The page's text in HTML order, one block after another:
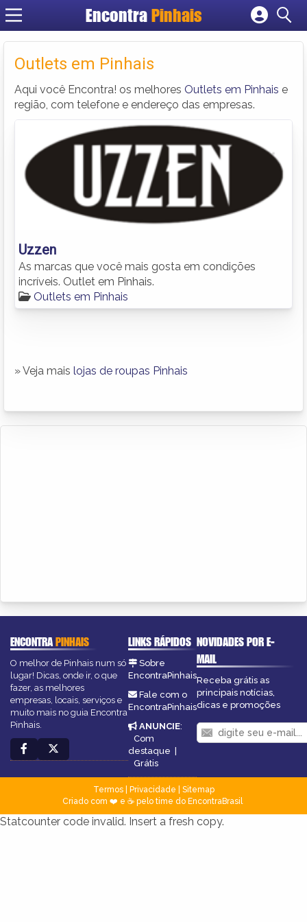
Encontra Pinhais
Cadastrar empresa
Criar conta
Outlets em Pinhais
Aqui você Encontra! os melhores Outlets em Pinhais e
região, com telefone e endereço das empresas.
Uzzen
As marcas que você mais gosta em condições
incríveis. Outlet em Pinhais.
Outlets em Pinhais
» Veja mais lojas de roupas Pinhais
ENCONTRAPINHAIS
O melhor de Pinhais num só
lugar! Dicas, onde ir, o que
fazer, as melhores
empresas, locais, serviços e
muito mais no guia Encontra
Pinhais.
LINKS RÁPIDOS
Sobre
EncontraPinhais
Fale com o
EncontraPinhais
ANUNCIE:
Com
destaque |
Grátis
NOVIDADES POR E-
MAIL
Receba grátis as
principais notícias,
dicas e promoções
Termos| Privacidade
Sitemap
Criado com ❤️ e ☕ pelo time do EncontraBrasil
Statcounter code invalid. Insert a fresh copy.